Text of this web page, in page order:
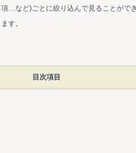
…など)ごとに絞り込んで見ることがで
す。
目次項目